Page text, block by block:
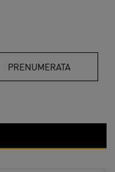
PRENUMERATA